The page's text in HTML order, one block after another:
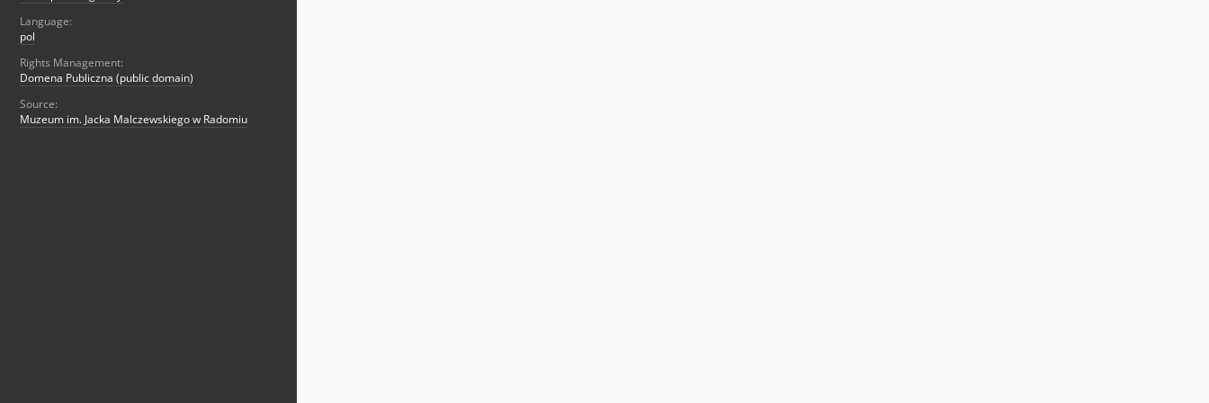
Language:
pol
Rights Management:
Domena Publiczna (public domain)
Source:
Muzeum im. Jacka Malczewskiego w Radomiu